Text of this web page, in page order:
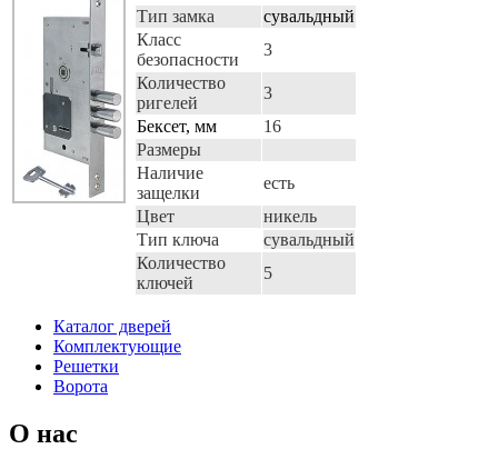
Тип замка
сувальдный
Класс
безопасности
3
Количество
ригелей
3
Бексет, мм
16
Размеры
Наличие
защелки
есть
Цвет
никель
Тип ключа
сувальдный
Количество
ключей
5
Каталог дверей
Комплектующие
Решетки
Ворота
О нас